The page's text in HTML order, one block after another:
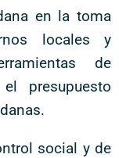
en la toma
locales y
de
presupuesto
social y de